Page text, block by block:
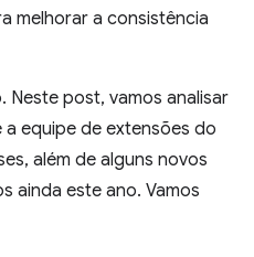
melhorar a consistência
Neste post, vamos analisar
equipe de extensões do
além de alguns novos
ainda este ano. Vamos